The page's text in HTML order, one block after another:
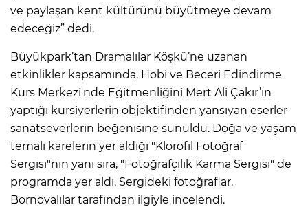
ve paylaşan kent kültürünü büyütmeye devam
edeceğiz” dedi.
Büyükpark’tan Dramalılar Köşkü’ne uzanan
etkinlikler kapsamında, Hobi ve Beceri Edindirme
Kurs Merkezi'nde Eğitmenliğini Mert Ali Çakır’ın
yaptığı kursiyerlerin objektifinden yansıyan eserler
sanatseverlerin beğenisine sunuldu. Doğa ve yaşam
temalı karelerin yer aldığı "Klorofil Fotoğraf
Sergisi"nin yanı sıra, "Fotoğrafçılık Karma Sergisi" de
programda yer aldı. Sergideki fotoğraflar,
Bornovalılar tarafından ilgiyle incelendi.